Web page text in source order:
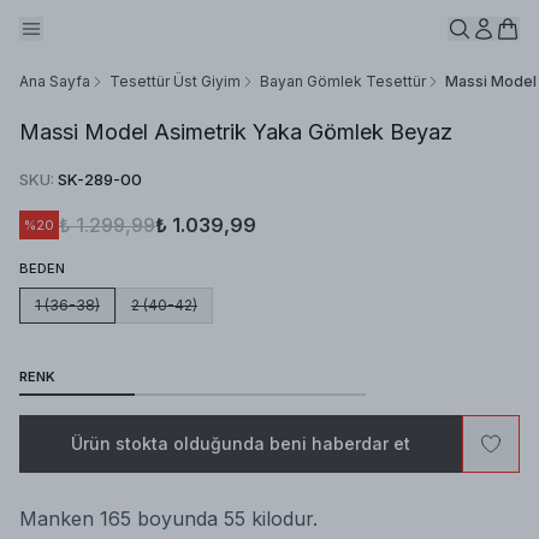
Ana Sayfa Tesettür Üst Giyim Bayan Gömlek Tesettür Massi
Massi Model Asimetrik Yaka Gömlek Beyaz
SKU: SK-289-00
%20 ₺ 1.299,99₺ 1.039,99
BEDEN
1 (36-38) 2 (40-42)
RENK
Ürün stokta olduğunda beni haberdar et
Manken 165 boyunda 55 kilodur.